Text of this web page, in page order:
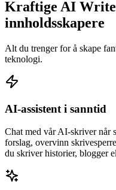
Kraftige AI
innholdsskapere
Alt du trenger for å skape
teknologi.
AI-assistent i sanntid
Chat med vår AI-skriver når
forslag, overvinn
du skriver historier, blogger